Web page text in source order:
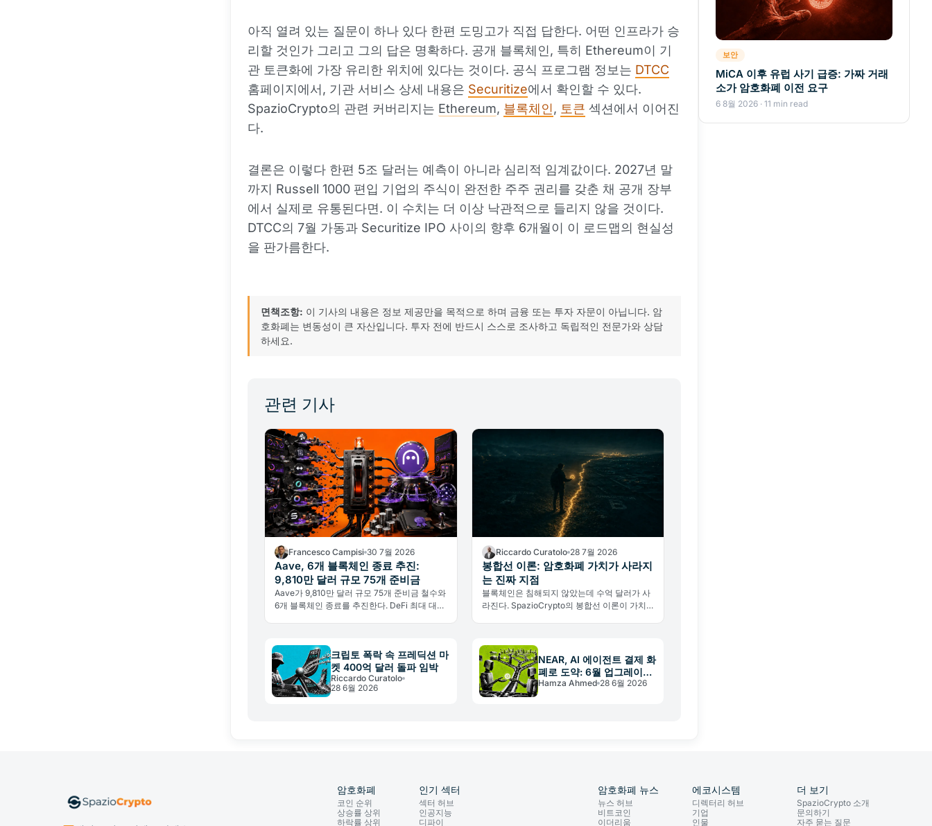
아직 열려 있는 질문이 하나 있다 한편 도밍고가 직접 답한다. 어떤 인프라가 승
리할 것인가 그리고 그의 답은 명확하다. 공개 블록체인, 특히 Ethereum이 기
관 토큰화에 가장 유리한 위치에 있다는 것이다. 공식 프로그램 정보는 DTCC
홈페이지에서, 기관 서비스 상세 내용은 Securitize에서 확인할 수 있다.
SpazioCrypto의 관련 커버리지는 Ethereum, 블록체인, 토큰 섹션에서 이어진
다.
결론은 이렇다 한편 5조 달러는 예측이 아니라 심리적 임계값이다. 2027년 말
까지 Russell 1000 편입 기업의 주식이 완전한 주주 권리를 갖춘 채 공개 장부
에서 실제로 유통된다면. 이 수치는 더 이상 낙관적으로 들리지 않을 것이다.
DTCC의 7월 가동과 Securitize IPO 사이의 향후 6개월이 이 로드맵의 현실성
을 판가름한다.
면책조항: 이 기사의 내용은 정보 제공만을 목적으로 하며 금융 또는 투자 자문이 아닙니다. 암
호화폐는 변동성이 큰 자산입니다. 투자 전에 반드시 스스로 조사하고 독립적인 전문가와 상담
하세요.
관련 기사
Francesco Campisi 30 7월 2026
Aave, 6개 블록체인 종료 추진:
9,810만 달러 규모 75개 준비금
Aave가 9,810만 달러 규모 75개 준비금 철수와
6개 블록체인 종료를 추진한다. DeFi 최대 대출
Riccardo Curatolo 28 7월 2026
봉합선 이론: 암호화폐 가치가 사라지
는 진짜 지점
블록체인은 침해되지 않았는데 수억 달러가 사
라진다. SpazioCrypto의 봉합선 이론이 가치
크립토 폭락 속 프레딕션 마
켓 400억 달러 돌파 임박
Riccardo Curatolo
28 6월 2026
NEAR, AI 에이전트 결제 화
폐로 도약: 6월 업그레이드
의 실체
Hamza Ahmed 28 6월 2026
보안
MiCA 이후 유럽 사기 급증: 가짜 거래
소가 암호화폐 이전 요구
6 8월 2026 · 11 min read
암호화폐
코인 순위
상승률 상위
하락률 상위
인기 섹터
섹터 허브
인공지능
디파이
암호화폐 뉴스
뉴스 허브
비트코인
이더리움
에코시스템
디렉터리 허브
기업
인물
더 보기
SpazioCrypto 소개
문의하기
자주 묻는 질문